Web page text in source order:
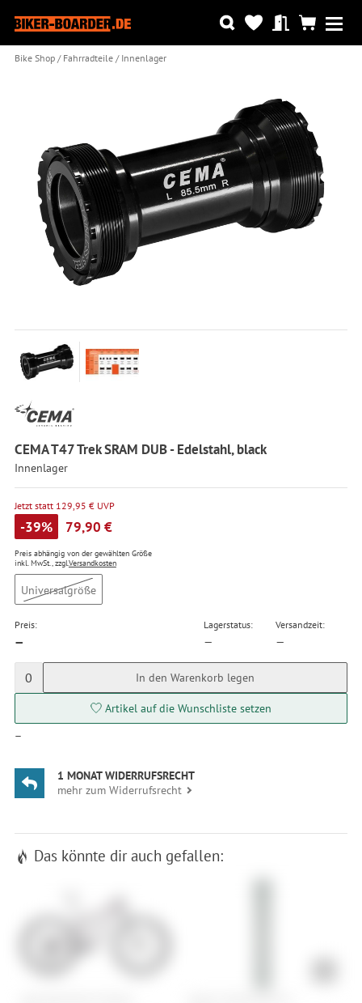
Bike Shop Fahrradteile Innenlager
CEMA T47 Trek SRAM DUB - Edelstahl, black
Innenlager
Jetzt statt 129,95 € UVP
-39% 79,90 €
Preis abhängig von der gewählten Größe
inkl. MwSt., zzgl.Versandkosten
Universalgröße
Preis:
—
Lagerstatus:
—
Versandzeit:
—
0 In den Warenkorb legen
Artikel auf die Wunschliste setzen
—
1 MONAT WIDERRUFSRECHT
mehr zum Widerrufsrecht
Das könnte dir auch gefallen: